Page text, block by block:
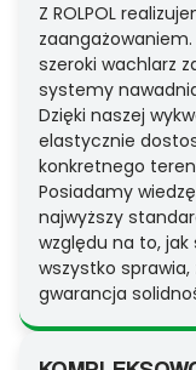
Z ROLPOL
szeroki wachlarz
systemy
Dzięki naszej
elastycznie
konkretnego
Posiadamy
najwyższy
względu na to,
wszystko sprawia,
gwarancja